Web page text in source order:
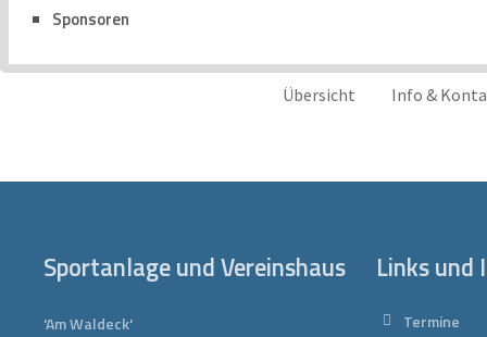
Sponsoren
Übersicht Info &
Sportanlage und Vereinshaus
'Am Waldeck'
Links und
Termine